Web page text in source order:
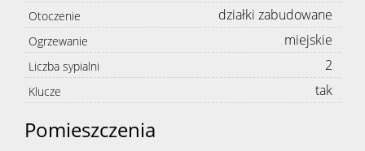
Otoczenie działki zabudowane
Ogrzewanie miejskie
Liczba sypialni 2
Klucze tak
Pomieszczenia